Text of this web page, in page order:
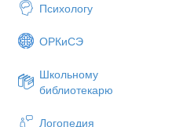
Психологу
ОРКиСЭ
Школьному
библиотекарю
Логопедия